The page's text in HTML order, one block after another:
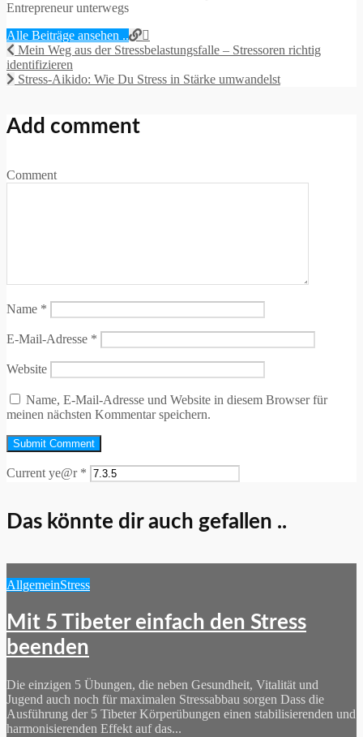
Entrepreneur unterwegs
Alle Beiträge ansehen ..
Mein Weg aus der Stressbelastungsfalle – Stressoren richtig
identifizieren
Stress-Aikido: Wie Du Stress in Stärke umwandelst
Add comment
Comment
Name *
E-Mail-Adresse *
Website
Name, E-Mail-Adresse und Website in diesem Browser für
meinen nächsten Kommentar speichern.
Current ye@r *
Das könnte dir auch gefallen ..
AllgemeinStress
Mit 5 Tibeter einfach den Stress
beenden
Die einzigen 5 Übungen, die neben Gesundheit, Vitalität und
Jugend auch noch für maximalen Stressabbau sorgen Dass die
Ausführung der 5 Tibeter Körperübungen einen stabilisierenden und
harmonisierenden Effekt auf das...